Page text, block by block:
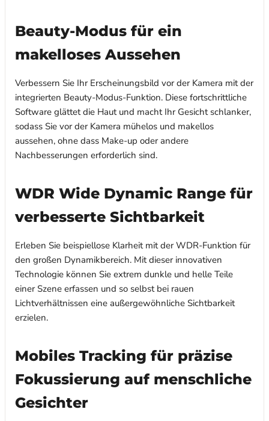
Beauty-Modus für ein
makelloses Aussehen
Verbessern Sie Ihr Erscheinungsbild vor der Kamera mit der
integrierten Beauty-Modus-Funktion. Diese fortschrittliche
Software glättet die Haut und macht Ihr Gesicht schlanker,
sodass Sie vor der Kamera mühelos und makellos
aussehen, ohne dass Make-up oder andere
Nachbesserungen erforderlich sind.
WDR Wide Dynamic Range für
verbesserte Sichtbarkeit
Erleben Sie beispiellose Klarheit mit der WDR-Funktion für
den großen Dynamikbereich. Mit dieser innovativen
Technologie können Sie extrem dunkle und helle Teile
einer Szene erfassen und so selbst bei rauen
Lichtverhältnissen eine außergewöhnliche Sichtbarkeit
erzielen.
Mobiles Tracking für präzise
Fokussierung auf menschliche
Gesichter